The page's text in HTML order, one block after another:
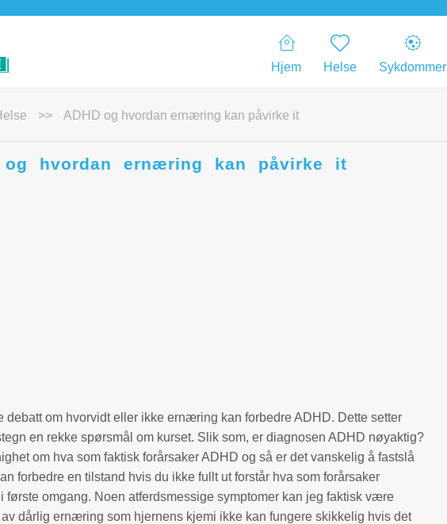
Hjem Helse Sykdommer
>> ADHD og hvordan ernæring kan påvirke it
og hvordan ernæring kan påvirke it
debatt om hvorvidt eller ikke ernæring kan forbedre ADHD. Dette setter
en rekke spørsmål om kurset. Slik som, er diagnosen ADHD nøyaktig?
om hva som faktisk forårsaker ADHD og så er det vanskelig å fastslå
forbedre en tilstand hvis du ikke fullt ut forstår hva som forårsaker
første omgang. Noen atferdsmessige symptomer kan jeg faktisk være
dårlig ernæring som hjernens kjemi ikke kan fungere skikkelig hvis det